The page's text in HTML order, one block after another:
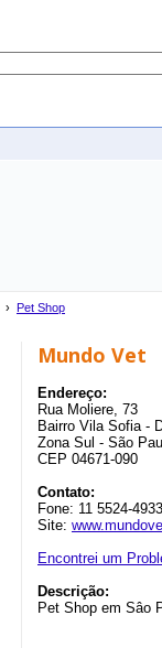
› Pet Shop
Mundo Vet
Endereço:
Rua Moliere, 73
Bairro Vila Sofia -
Zona Sul - São
CEP 04671-090
Contato:
Fone: 11 5524-4933
Site:
Encontrei um
Descrição:
Pet Shop em Sâo